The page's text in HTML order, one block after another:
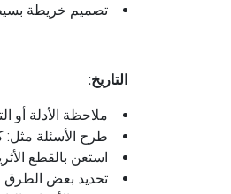
تصميم خريطة
التاريخ:
ملاحظة الأدلة أو
طرح الأسئلة
استعن بالقطع
تحديد بعض الطرق